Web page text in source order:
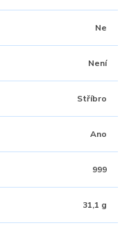
Ne
Není
Stříbro
Ano
999
31,1 g